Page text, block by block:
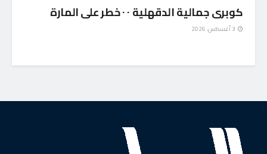
كوبرى جمالية الدقهلية ٠ ٠ خطر على المارة